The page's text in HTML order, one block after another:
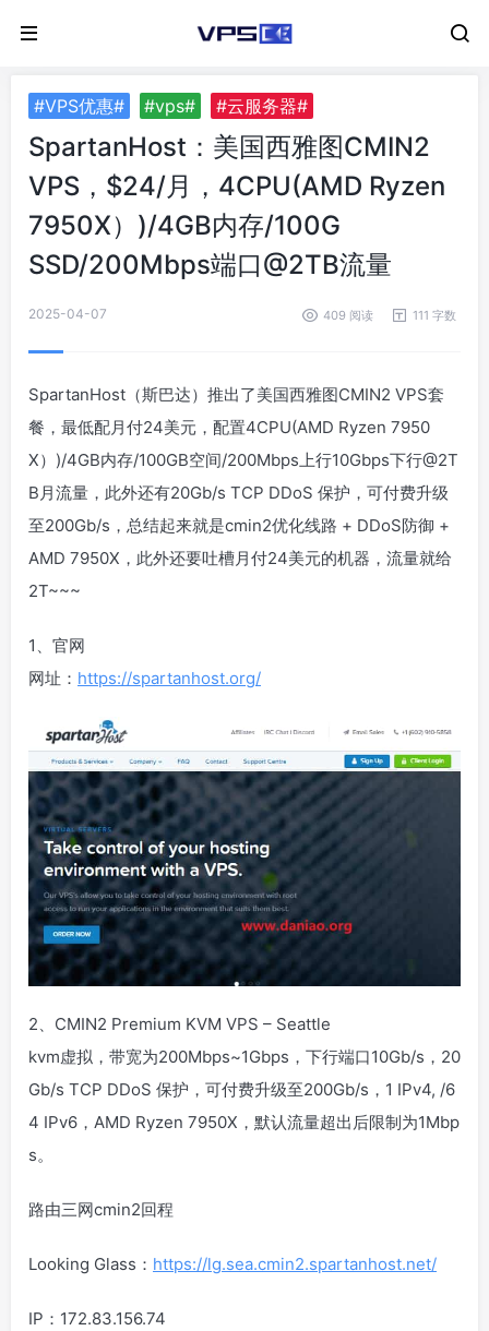
#VPS优惠# #vps# #云服务器#
SpartanHost：美国西雅图CMIN2
VPS，$24/月，4CPU(AMD Ryzen
7950X）)/4GB内存/100G
SSD/200Mbps端口@2TB流量
2025-04-07 409 阅读 111 字数
SpartanHost（斯巴达）推出了美国西雅图CMIN2 VPS套
餐，最低配月付24美元，配置4CPU(AMD Ryzen 7950
X）)/4GB内存/100GB空间/200Mbps上行10Gbps下行@2T
B月流量，此外还有20Gb/s TCP DDoS 保护，可付费升级
至200Gb/s，总结起来就是cmin2优化线路 + DDoS防御 +
AMD 7950X，此外还要吐槽月付24美元的机器，流量就给
2T~~~
1、官网
网址： https://spartanhost.org/
2、CMIN2 Premium KVM VPS – Seattle
kvm虚拟，带宽为200Mbps~1Gbps，下行端口10Gb/s，20
Gb/s TCP DDoS 保护，可付费升级至200Gb/s，1 IPv4, /6
4 IPv6，AMD Ryzen 7950X，默认流量超出后限制为1Mbp
s。
路由三网cmin2回程
Looking Glass： https://lg.sea.cmin2.spartanhost.net/
IP：172.83.156.74